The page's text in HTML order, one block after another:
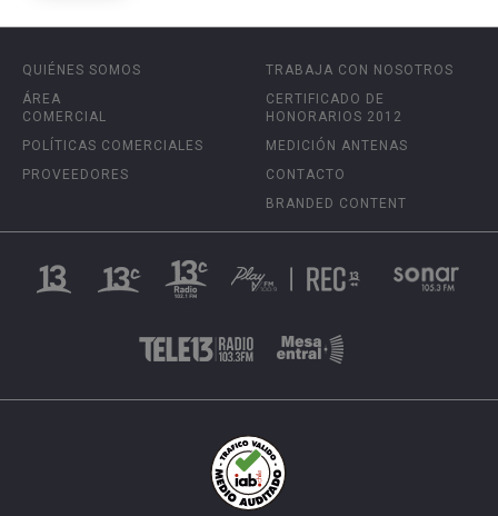
QUIÉNES SOMOS
ÁREA
COMERCIAL
POLÍTICAS COMERCIALES
PROVEEDORES
TRABAJA CON NOSOTROS
CERTIFICADO DE
HONORARIOS 2012
MEDICIÓN ANTENAS
CONTACTO
BRANDED CONTENT